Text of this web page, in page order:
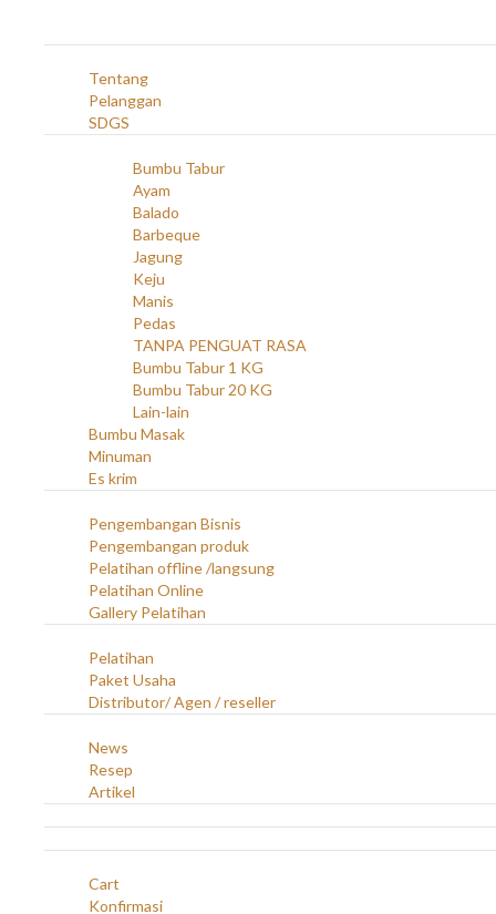
Tentang
Pelanggan
SDGS
Bumbu Tabur
Ayam
Balado
Barbeque
Jagung
Keju
Manis
Pedas
TANPA PENGUAT RASA
Bumbu Tabur 1 KG
Bumbu Tabur 20 KG
Lain-lain
Bumbu Masak
Minuman
Es krim
Pengembangan Bisnis
Pengembangan produk
Pelatihan offline /langsung
Pelatihan Online
Gallery Pelatihan
Pelatihan
Paket Usaha
Distributor/ Agen / reseller
News
Resep
Artikel
Cart
Konfirmasi